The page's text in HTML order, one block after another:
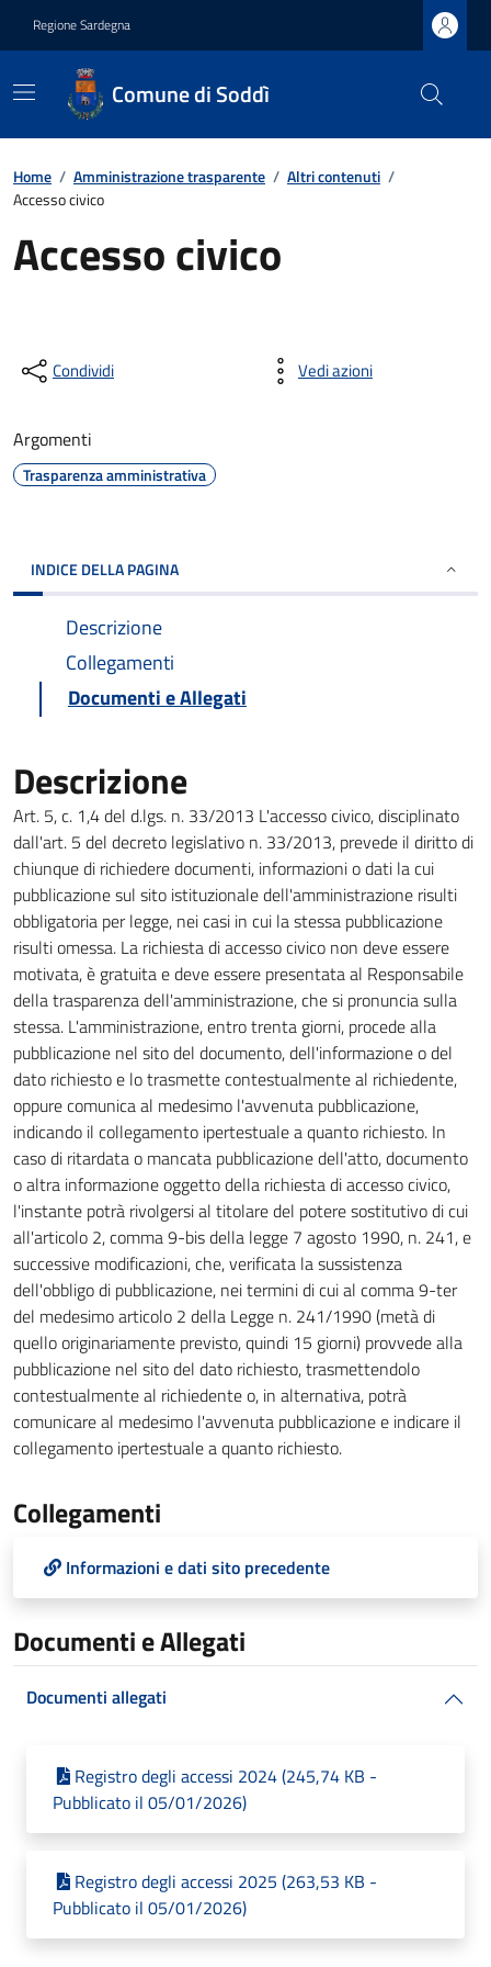
Regione Sardegna
Comune di Soddì
Home / Amministrazione trasparente / Altri contenuti /
Accesso civico
Accesso civico
Condividi Vedi azioni
Argomenti
Trasparenza amministrativa
INDICE DELLA PAGINA
Descrizione
Collegamenti
Documenti e Allegati
Descrizione
Art. 5, c. 1,4 del d.lgs. n. 33/2013 L'accesso civico, disciplinato
dall'art. 5 del decreto legislativo n. 33/2013, prevede il diritto di
chiunque di richiedere documenti, informazioni o dati la cui
pubblicazione sul sito istituzionale dell'amministrazione risulti
obbligatoria per legge, nei casi in cui la stessa pubblicazione
risulti omessa. La richiesta di accesso civico non deve essere
motivata, è gratuita e deve essere presentata al Responsabile
della trasparenza dell'amministrazione, che si pronuncia sulla
stessa. L'amministrazione, entro trenta giorni, procede alla
pubblicazione nel sito del documento, dell'informazione o del
dato richiesto e lo trasmette contestualmente al richiedente,
oppure comunica al medesimo l'avvenuta pubblicazione,
indicando il collegamento ipertestuale a quanto richiesto. In
caso di ritardata o mancata pubblicazione dell'atto, documento
o altra informazione oggetto della richiesta di accesso civico,
l'instante potrà rivolgersi al titolare del potere sostitutivo di cui
all'articolo 2, comma 9-bis della legge 7 agosto 1990, n. 241, e
successive modificazioni, che, verificata la sussistenza
dell'obbligo di pubblicazione, nei termini di cui al comma 9-ter
del medesimo articolo 2 della Legge n. 241/1990 (metà di
quello originariamente previsto, quindi 15 giorni) provvede alla
pubblicazione nel sito del dato richiesto, trasmettendolo
contestualmente al richiedente o, in alternativa, potrà
comunicare al medesimo l'avvenuta pubblicazione e indicare il
collegamento ipertestuale a quanto richiesto.
Collegamenti
Informazioni e dati sito precedente
Documenti e Allegati
Documenti allegati
Registro degli accessi 2024 (245,74 KB -
Pubblicato il 05/01/2026)
Registro degli accessi 2025 (263,53 KB -
Pubblicato il 05/01/2026)